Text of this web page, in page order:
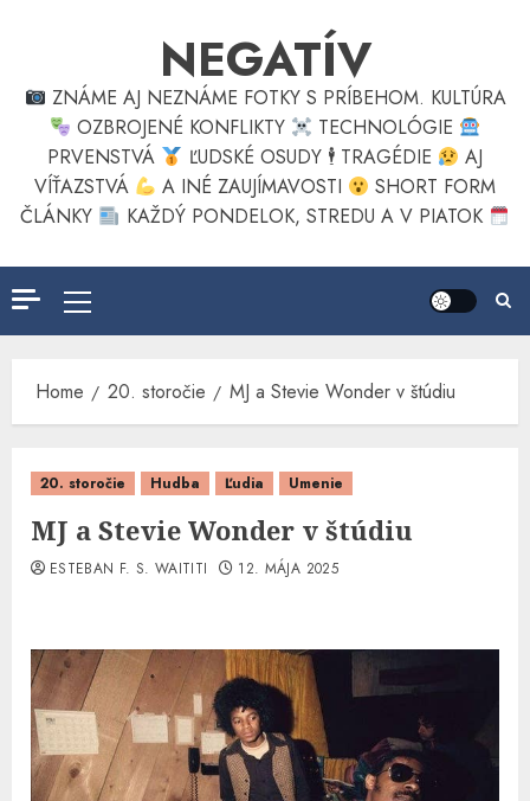
NEGATÍV
ZNÁME AJ NEZNÁME FOTKY S PRÍBEHOM. KULTÚRA
OZBROJENÉ KONFLIKTY
TECHNOLÓGIE
PRVENSTVÁ
ĽUDSKÉ OSUDY 🕴TRAGÉDIE
AJ
VÍŤAZSTVÁ
A INÉ ZAUJÍMAVOSTI
SHORT FORM
ČLÁNKY
KAŽDÝ PONDELOK, STREDU A V PIATOK
Primary
Menu
Home 20. storočie MJ a Stevie Wonder v štúdiu
20. storočie Hudba Ľudia Umenie
MJ a Stevie Wonder v štúdiu
ESTEBAN F. S. WAITITI 12. MÁJA 2025